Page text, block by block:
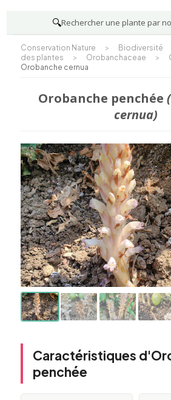
🔍Rechercher une plante par
Conservation Nature > Biodiversité
des plantes
> Orobanchaceae >
Orobanche cernua
Orobanche penchée
cernua)
Caractéristiques
penchée